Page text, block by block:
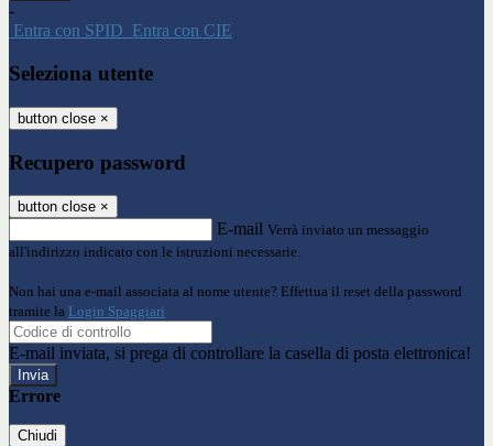
-
Entra con SPID Entra con CIE
Seleziona utente
button close ×
Recupero password
button close ×
E-mail Verrà inviato un messaggio
all'indirizzo indicato con le istruzioni necessarie.
Non hai una e-mail associata al nome utente? Effettua il reset della password
tramite la Login Spaggiari
E-mail inviata, si prega di controllare la casella di posta elettronica!
Errore
Chiudi